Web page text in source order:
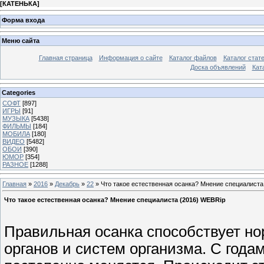
[КАТЕНЬКА]
Форма входа
Меню сайта
Главная страница Информация о сайте Каталог файлов
Каталог
Доска объявлений
Categories
СОФТ [897]
ИГРЫ [91]
МУЗЫКА [5438]
ФИЛЬМЫ [184]
МОБИЛА [180]
ВИДЕО [5482]
ОБОИ [390]
ЮМОР [354]
РАЗНОЕ [1288]
Главная » 2016 » Декабрь » 22 » Что такое естественная осанка? Мнение
Что такое естественная осанка? Мнение специалиста (2016) WEBRip
Правильная осанка способствует
органов и систем организма. С